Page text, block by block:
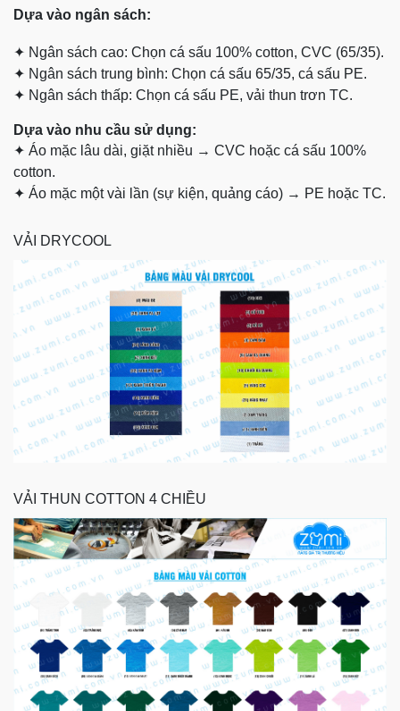
Dựa vào ngân sách:
✦ Ngân sách cao: Chọn cá sấu 100% cotton, CVC (65/35).
✦ Ngân sách trung bình: Chọn cá sấu 65/35, cá sấu PE.
✦ Ngân sách thấp: Chọn cá sấu PE, vải thun trơn TC.
Dựa vào nhu cầu sử dụng:
✦ Áo mặc lâu dài, giặt nhiều → CVC hoặc cá sấu 100%
cotton.
✦ Áo mặc một vài lần (sự kiện, quảng cáo) → PE hoặc TC.
VẢI DRYCOOL
VẢI THUN COTTON 4 CHIỀU